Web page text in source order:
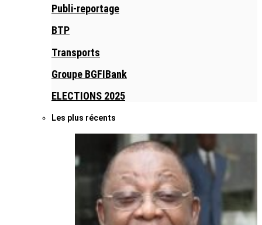
Publi-reportage
BTP
Transports
Groupe BGFIBank
ELECTIONS 2025
Les plus récents